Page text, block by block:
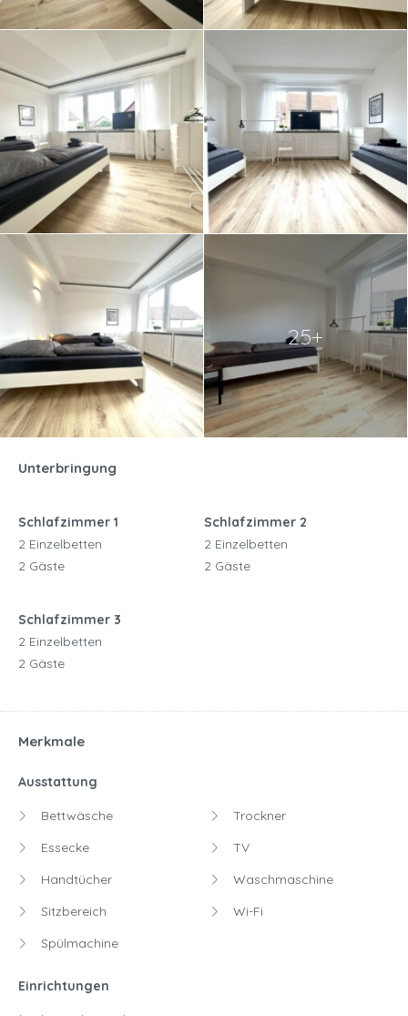
25+
Unterbringung
Schlafzimmer 1
2 Einzelbetten
2 Gäste
Schlafzimmer 2
2 Einzelbetten
2 Gäste
Schlafzimmer 3
2 Einzelbetten
2 Gäste
Merkmale
Ausstattung
Bettwäsche
Essecke
Handtücher
Sitzbereich
Spülmachine
Trockner
TV
Waschmaschine
Wi-Fi
Einrichtungen